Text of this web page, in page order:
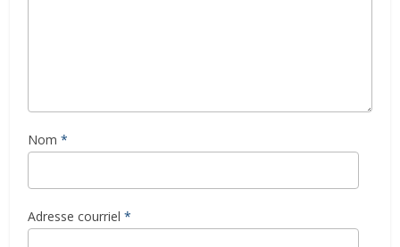
Nom *
Adresse courriel *